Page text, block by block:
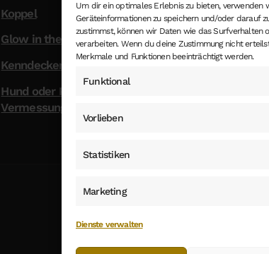
Um dir ein optimales Erlebnis zu bieten, verwenden
Geräteinformationen zu speichern und/oder darauf
zustimmst, können wir Daten wie das Surfverhalten
verarbeiten. Wenn du deine Zustimmung nicht
Merkmale und Funktionen beeinträchtigt werden.
Funktional
Vorlieben
Statistiken
Marketing
Dienste verwalten
Koppel
Glow in the Dark
Kenndecken
Hund oder Katze
Vermessungstermin